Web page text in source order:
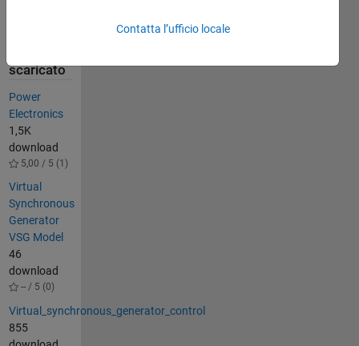
scaricato
Power
Electronics
1,5K
download
5,00 / 5 (1)
Virtual
Synchronous
Generator
VSG Model
46
download
-- / 5 (0)
Virtual_synchronous_generator_control
855
Contatta l’ufficio locale